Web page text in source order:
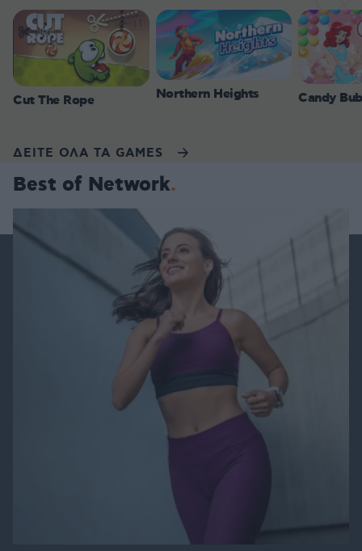
Cut The Rope Northern Heights Candy
ΔΕΙΤΕ ΟΛΑ ΤΑ GAMES
Best of Network